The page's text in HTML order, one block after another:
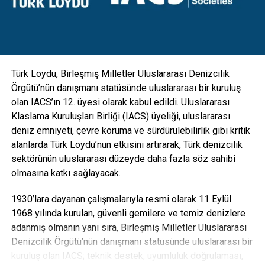
“Karbon ayak izi yüzde 30’a varan oranda azalacak”
Türk Loydu, Birleşmiş Milletler Uluslararası Denizcilik
Örgütü’nün danışmanı statüsünde uluslararası bir kuruluş
olan IACS’ın 12. üyesi olarak kabul edildi. Uluslararası
Klaslama Kuruluşları Birliği (IACS) üyeliği, uluslararası
deniz emniyeti, çevre koruma ve sürdürülebilirlik gibi kritik
alanlarda Türk Loydu’nun etkisini artırarak, Türk denizcilik
sektörünün uluslararası düzeyde daha fazla söz sahibi
olmasına katkı sağlayacak.
1930’lara dayanan çalışmalarıyla resmi olarak 11 Eylül
1968 yılında kurulan, güvenli gemilere ve temiz denizlere
adanmış olmanın yanı sıra, Birleşmiş Milletler Uluslararası
Denizcilik Örgütü’nün danışmanı statüsünde uluslararası bir
kuruluş olan IACS; teknik destek, uyumluluk doğrulaması,